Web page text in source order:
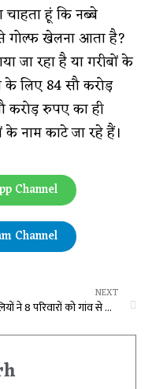
चाहता हूं कि नब्बे
गोल्फ खेलना आता है?
जा रहा है या गरीबों के
के लिए 84 सौ करोड़
रुपए का ही
के नाम काटे जा रहे हैं।
Channel
Channel
NEXT
नक्सलियों ने 8 परिवारों को गांव से किया बेदखल, पुलिस मुखबिरी का आरोप लगाकर जनअदालत में दी थी धमकी